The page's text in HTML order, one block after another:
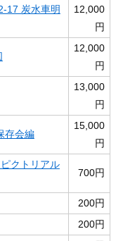
17 炭水車明
12,000
円
12,000
円
13,000
円
存会編
15,000
円
クトリアル
700円
200円
200円